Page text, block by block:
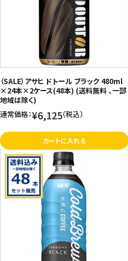
（SALE）アサヒ ドトール ブラック 480ml
×24本×2ケース(48本) (送料無料 、一部
地域は除く)
通常価格：¥6,125（税込）
カートに入れる